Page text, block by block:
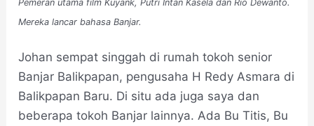
Pemeran utama film Kuyank, Putri Intan Kasela dan Rio Dewanto.
Mereka lancar bahasa Banjar.
Johan sempat singgah di rumah tokoh senior
Banjar Balikpapan, pengusaha H Redy Asmara di
Balikpapan Baru. Di situ ada juga saya dan
beberapa tokoh Banjar lainnya. Ada Bu Titis, Bu